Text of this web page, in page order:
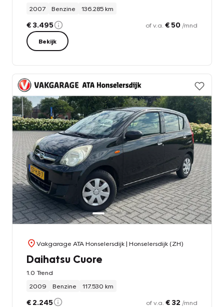
2007
Benzine 136.285 km
€ 3.495 of v.a. € 50 /mnd
Bekijk
Vakgarage ATA Honselersdijk| Honselersdijk (ZH)
Daihatsu Cuore
1.0 Trend
2009
Benzine 117.530 km
€ 2.245 of v.a. € 32 /mnd